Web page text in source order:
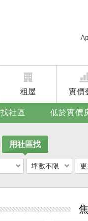
租屋 實價
找社區 低於實價
用社區找
坪數不限